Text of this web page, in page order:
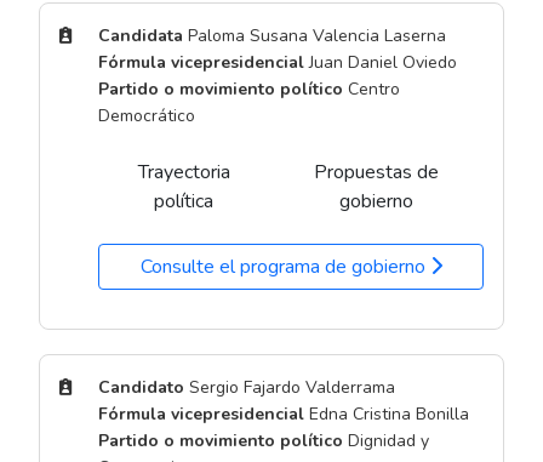
Candidata Paloma Susana Valencia Laserna
Fórmula vicepresidencialJuan Daniel Oviedo
Partido o movimiento político Centro
Democrático
Trayectoria
política
Propuestas de
gobierno
Consulte el programa de gobierno
Candidato Sergio Fajardo Valderrama
Fórmula vicepresidencial Edna Cristina Bonilla
Partido o movimiento político Dignidad y